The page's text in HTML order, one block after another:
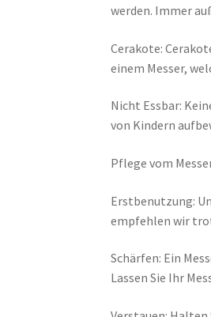
werden. Immer
Cerakote:
einem Messer,
Nicht Essbar:
von Kindern
Pflege vom
Erstbenutzung:
empfehlen wir
Schärfen: Ein
Lassen Sie Ihr